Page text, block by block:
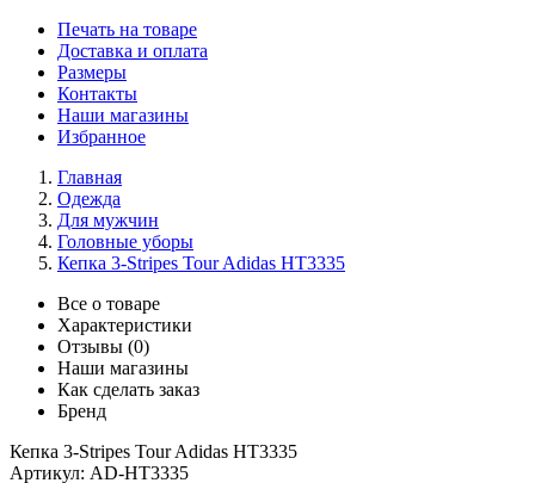
Печать на товаре
Доставка и оплата
Размеры
Контакты
Наши магазины
Избранное
Главная
Одежда
Для мужчин
Головные уборы
Кепка 3-Stripes Tour Adidas HT3335
Все о товаре
Характеристики
Отзывы (0)
Наши магазины
Как сделать заказ
Бренд
Кепка 3-Stripes Tour Adidas HT3335
Артикул: AD-HT3335